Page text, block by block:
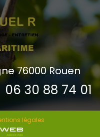
76000 Rouen
06 30 88 74 01
légales